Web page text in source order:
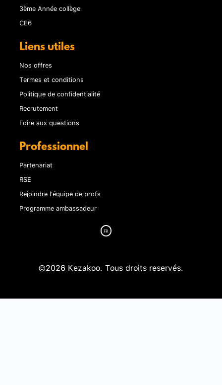
3ème Année collège
CE6
Liens utiles
Nos offres
Termes et conditions
Politique de confidentialité
Recrutement
Foire aux questions
Professionnel
Partenariat
RSE
Rejoindre l'équipe de profs
Programme ambassadeur
©2026 Kezakoo. Tous droits reservés.